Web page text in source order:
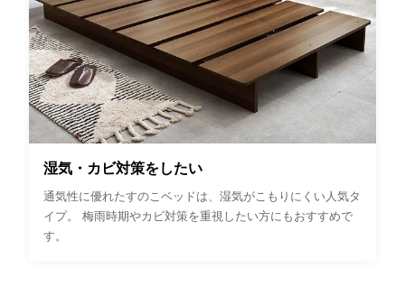
湿気・カビ対策をしたい
通気性に優れたすのこベッドは、湿気がこもりにくい人気タ
イプ。 梅雨時期やカビ対策を重視したい方にもおすすめで
す。